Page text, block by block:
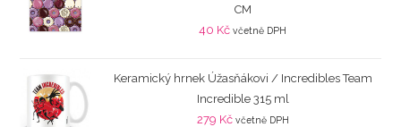
CM
40 Kč včetně DPH
Keramický hrnek Úžasňákovi / Incredibles Team
Incredible 315 ml
279 Kč včetně DPH